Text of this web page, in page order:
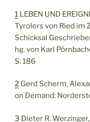
1 LEBEN UND
Tyrolers von Ried im
Schicksal
hg. von Karl
S. 186
2 Gerd Scherm,
on Demand:
3 Dieter R.